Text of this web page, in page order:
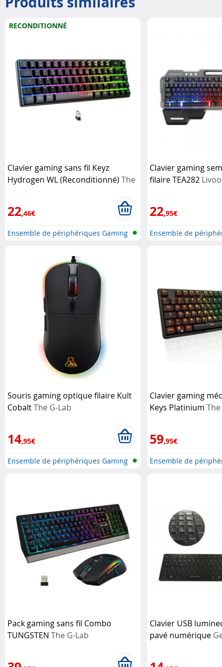
RECONDITIONNÉ
Clavier gaming sans fil Keyz
Hydrogen WL (Reconditionné) The
22,46€
Ensemble de périphériques Gaming
Clavier gaming
filaire TEA282 Livoo
22,95€
Ensemble de
Souris gaming optique filaire Kult
CobaltThe G-Lab
14,95€
Ensemble de périphériques Gaming
Clavier gaming
Keys Platinium
59,95€
Ensemble de
Pack gaming sans fil Combo
TUNGSTEN The G-Lab
Clavier USB
pavé numérique